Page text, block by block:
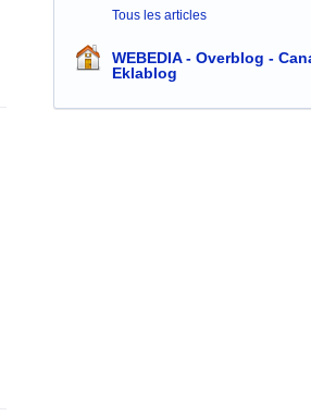
Tous les articles
WEBEDIA - Overblog -
Eklablog